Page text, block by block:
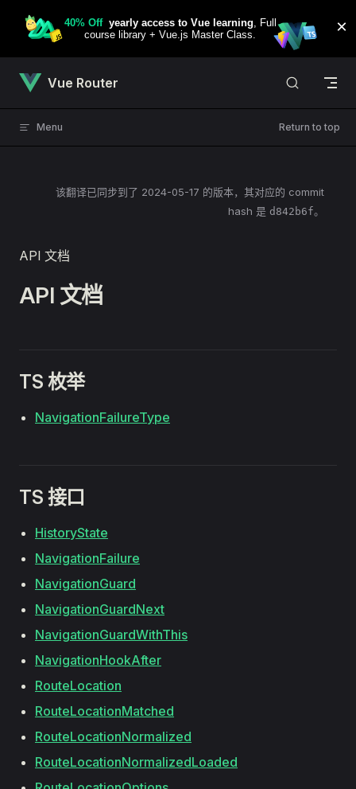
Skip to content
Vue Router
Menu Return to top
该翻译已同步到了 2024-05-17 的版本，其对应的 commit
hash 是 d842b6f。
API 文档
API 文档
TS 枚举
NavigationFailureType
TS 接口
HistoryState
NavigationFailure
NavigationGuard
NavigationGuardNext
NavigationGuardWithThis
NavigationHookAfter
RouteLocation
RouteLocationMatched
RouteLocationNormalized
RouteLocationNormalizedLoaded